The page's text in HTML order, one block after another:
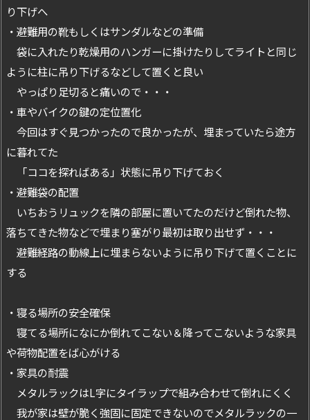
り下げへ
・避難用の靴もしくはサンダルなどの準備
袋に入れたり乾燥用のハンガーに掛けたりしてライトと同じ
ように柱に吊り下げるなどして置くと良い
やっぱり足切ると痛いので・・・
・車やバイクの鍵の定位置化
今回はすぐ見つかったので良かったが、埋まっていたら途方
に暮れてた
「ココを探ればある」状態に吊り下げておく
・避難袋の配置
いちおうリュックを隣の部屋に置いてたのだけど倒れた物、
落ちてきた物などで埋まり塞がり最初は取り出せず・・・
避難経路の動線上に埋まらないように吊り下げて置くことに
する
・寝る場所の安全確保
寝てる場所になにか倒れてこない＆降ってこないような家具
や荷物配置をば心がける
・家具の耐震
メタルラックはL字にタイラップで組み合わせて倒れにくく
我が家は壁が脆く強固に固定できないのでメタルラックの一